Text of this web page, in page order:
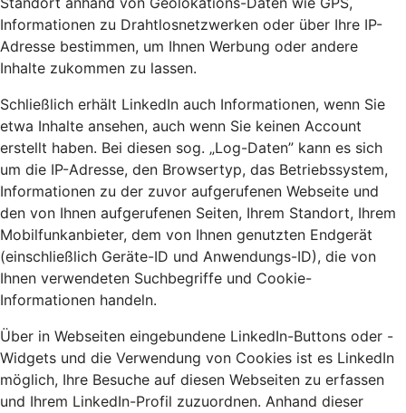
Informationen zu Drahtlosnetzwerken oder über Ihre IP-
Adresse bestimmen, um Ihnen Werbung oder andere
Inhalte zukommen zu lassen.
Schließlich erhält LinkedIn auch Informationen, wenn Sie
etwa Inhalte ansehen, auch wenn Sie keinen Account
erstellt haben. Bei diesen sog. „Log-Daten” kann es sich
um die IP-Adresse, den Browsertyp, das Betriebssystem,
Informationen zu der zuvor aufgerufenen Webseite und
den von Ihnen aufgerufenen Seiten, Ihrem Standort, Ihrem
Mobilfunkanbieter, dem von Ihnen genutzten Endgerät
(einschließlich Geräte-ID und Anwendungs-ID), die von
Ihnen verwendeten Suchbegriffe und Cookie-
Informationen handeln.
Über in Webseiten eingebundene LinkedIn-Buttons oder -
Widgets und die Verwendung von Cookies ist es LinkedIn
möglich, Ihre Besuche auf diesen Webseiten zu erfassen
und Ihrem LinkedIn-Profil zuzuordnen. Anhand dieser